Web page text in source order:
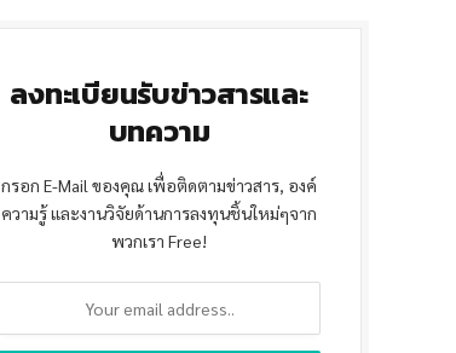
ลงทะเบียนรับข่าวสารและ
บทความ
กรอก E-Mail ของคุณ เพื่อติดตามข่าวสาร, องค์
ความรู้ และงานวิจัยด้านการลงทุนชิ้นใหม่ๆจาก
พวกเรา Free!